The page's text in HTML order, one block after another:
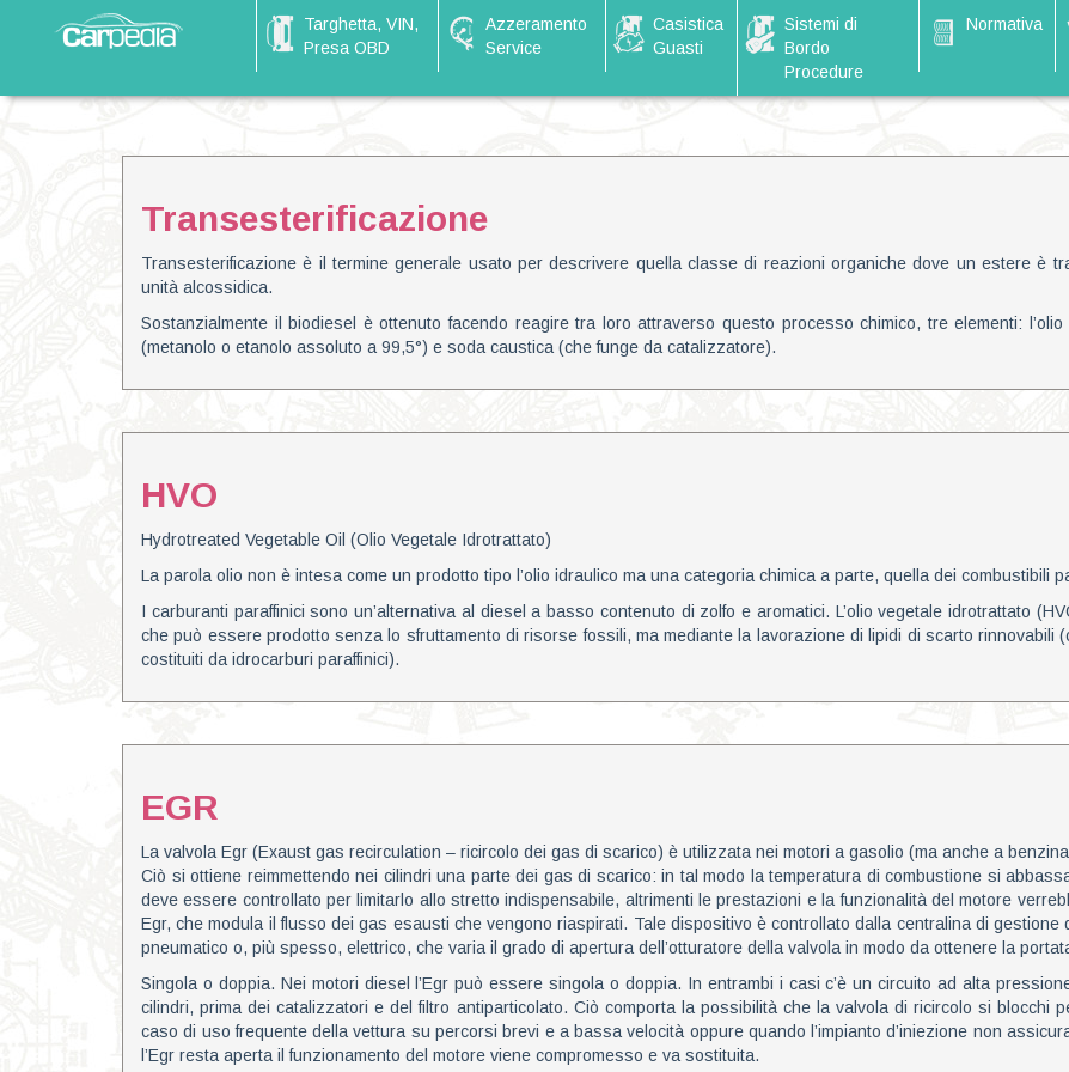
Targhetta, VIN,
Presa OBD
Azzeramento
Service
Casistica
Guasti
Sistemi di
Bordo
Procedure
Normativa
Transesterificazione
Transesterificazione è il termine generale usato per descrivere quella classe di reazioni organiche dove un estere è
unità alcossidica.
Sostanzialmente il biodiesel è ottenuto facendo reagire tra loro attraverso questo processo chimico, tre elementi:
(metanolo o etanolo assoluto a 99,5°) e soda caustica (che funge da catalizzatore).
HVO
Hydrotreated Vegetable Oil (Olio Vegetale Idrotrattato)
La parola olio non è intesa come un prodotto tipo l’olio idraulico ma una categoria chimica a parte, quella dei combustibili
I carburanti paraffinici sono un’alternativa al diesel a basso contenuto di zolfo e aromatici. L’olio vegetale idrotrattato
che può essere prodotto senza lo sfruttamento di risorse fossili, ma mediante la lavorazione di lipidi di scarto rinnovabili
costituiti da idrocarburi paraffinici).
EGR
La valvola Egr (Exaust gas recirculation – ricircolo dei gas di scarico) è utilizzata nei motori a gasolio (ma anche a
Ciò si ottiene reimmettendo nei cilindri una parte dei gas di scarico: in tal modo la temperatura di combustione si
deve essere controllato per limitarlo allo stretto indispensabile, altrimenti le prestazioni e la funzionalità del motore
Egr, che modula il flusso dei gas esausti che vengono riaspirati. Tale dispositivo è controllato dalla centralina di
pneumatico o, più spesso, elettrico, che varia il grado di apertura dell’otturatore della valvola in modo da ottenere la
Singola o doppia. Nei motori diesel l’Egr può essere singola o doppia. In entrambi i casi c’è un circuito ad alta
cilindri, prima dei catalizzatori e del filtro antiparticolato. Ciò comporta la possibilità che la valvola di ricircolo si blocchi
caso di uso frequente della vettura su percorsi brevi e a bassa velocità oppure quando l’impianto d’iniezione non
l’Egr resta aperta il funzionamento del motore viene compromesso e va sostituita.